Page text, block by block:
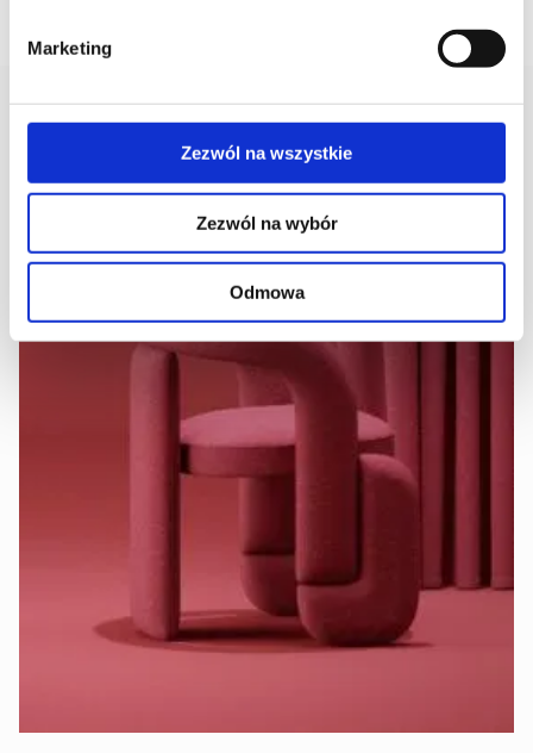
Marketing
Zezwól na wszystkie
Zezwól na wybór
Odmowa
AKTUALNOŚCI